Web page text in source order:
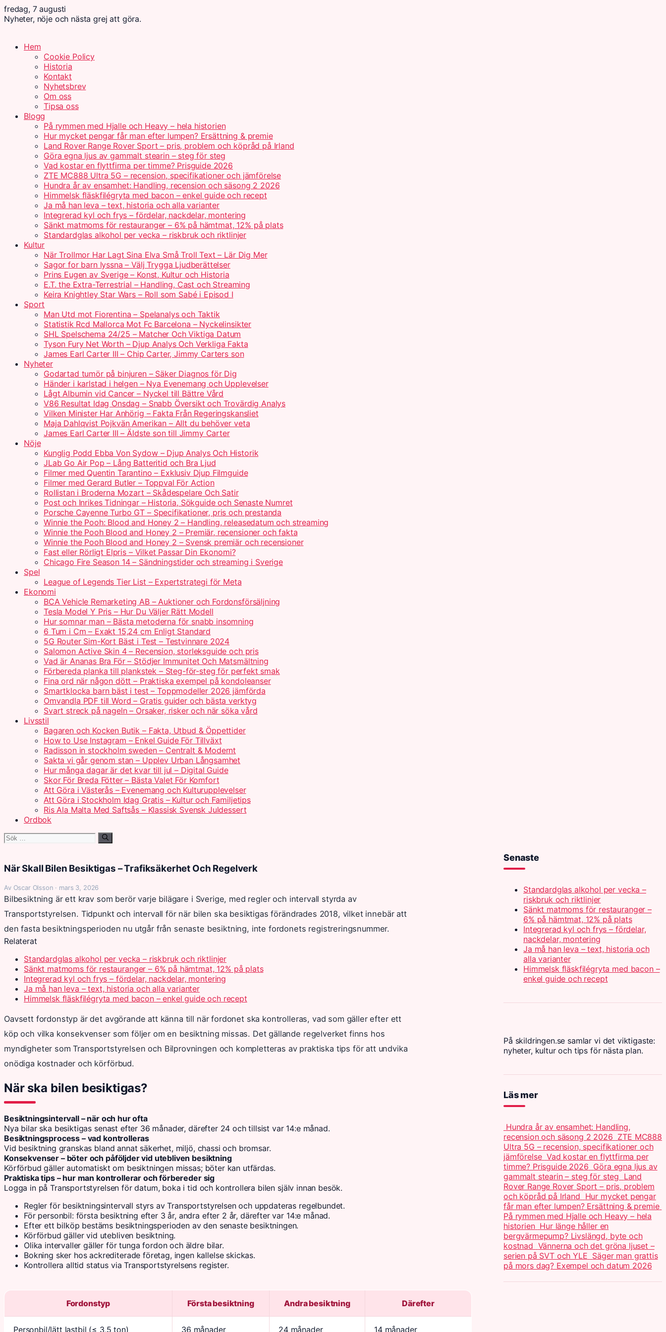
fredag, 7 augusti
Nyheter, nöje och nästa grej att göra.
Hem
Cookie Policy
Historia
Kontakt
Nyhetsbrev
Om oss
Tipsa oss
Blogg
På rymmen med Hjalle och Heavy – hela historien
Hur mycket pengar får man efter lumpen? Ersättning & premie
Land Rover Range Rover Sport – pris, problem och köpråd på Irland
Göra egna ljus av gammalt stearin – steg för steg
Vad kostar en flyttfirma per timme? Prisguide 2026
ZTE MC888 Ultra 5G – recension, specifikationer och jämförelse
Hundra år av ensamhet: Handling, recension och säsong 2 2026
Himmelsk fläskfilégryta med bacon – enkel guide och recept
Ja må han leva – text, historia och alla varianter
Integrerad kyl och frys – fördelar, nackdelar, montering
Sänkt matmoms för restauranger – 6% på hämtmat, 12% på plats
Standardglas alkohol per vecka – riskbruk och riktlinjer
Kultur
När Trollmor Har Lagt Sina Elva Små Troll Text – Lär Dig Mer
Sagor for barn lyssna – Välj Trygga Ljudberättelser
Prins Eugen av Sverige – Konst, Kultur och Historia
E.T. the Extra-Terrestrial – Handling, Cast och Streaming
Keira Knightley Star Wars – Roll som Sabé i Episod I
Sport
Man Utd mot Fiorentina – Spelanalys och Taktik
Statistik Rcd Mallorca Mot Fc Barcelona – Nyckelinsikter
SHL Spelschema 24/25 – Matcher Och Viktiga Datum
Tyson Fury Net Worth – Djup Analys Och Verkliga Fakta
James Earl Carter III – Chip Carter, Jimmy Carters son
Nyheter
Godartad tumör på binjuren – Säker Diagnos för Dig
Händer i karlstad i helgen – Nya Evenemang och Upplevelser
Lågt Albumin vid Cancer – Nyckel till Bättre Vård
V86 Resultat Idag Onsdag – Snabb Översikt och Trovärdig Analys
Vilken Minister Har Anhörig – Fakta Från Regeringskansliet
Maja Dahlqvist Pojkvän Amerikan – Allt du behöver veta
James Earl Carter III – Äldste son till Jimmy Carter
Nöje
Kunglig Podd Ebba Von Sydow – Djup Analys Och Historik
JLab Go Air Pop – Lång Batteritid och Bra Ljud
Filmer med Quentin Tarantino – Exklusiv Djup Filmguide
Filmer med Gerard Butler – Toppval För Action
Rollistan i Broderna Mozart – Skådespelare Och Satir
Post och Inrikes Tidningar – Historia, Sökguide och Senaste Numret
Porsche Cayenne Turbo GT – Specifikationer, pris och prestanda
Winnie the Pooh: Blood and Honey 2 – Handling, releasedatum och streaming
Winnie the Pooh Blood and Honey 2 – Premiär, recensioner och fakta
Winnie the Pooh Blood and Honey 2 – Svensk premiär och recensioner
Fast eller Rörligt Elpris – Vilket Passar Din Ekonomi?
Chicago Fire Season 14 – Sändningstider och streaming i Sverige
Spel
League of Legends Tier List – Expertstrategi för Meta
Ekonomi
BCA Vehicle Remarketing AB – Auktioner och Fordonsförsäljning
Tesla Model Y Pris – Hur Du Väljer Rätt Modell
Hur somnar man – Bästa metoderna för snabb insomning
6 Tum i Cm – Exakt 15,24 cm Enligt Standard
5G Router Sim-Kort Bäst i Test – Testvinnare 2024
Salomon Active Skin 4 – Recension, storleksguide och pris
Vad är Ananas Bra För – Stödjer Immunitet Och Matsmältning
Förbereda planka till plankstek – Steg-för-steg för perfekt smak
Fina ord när någon dött – Praktiska exempel på kondoleanser
Smartklocka barn bäst i test – Toppmodeller 2026 jämförda
Omvandla PDF till Word – Gratis guider och bästa verktyg
Svart streck på nageln – Orsaker, risker och när söka vård
Livsstil
Bagaren och Kocken Butik – Fakta, Utbud & Öppettider
How to Use Instagram – Enkel Guide För Tillväxt
Radisson in stockholm sweden – Centralt & Modernt
Sakta vi går genom stan – Upplev Urban Långsamhet
Hur många dagar är det kvar till jul – Digital Guide
Skor För Breda Fötter – Bästa Valet För Komfort
Att Göra i Västerås – Evenemang och Kulturupplevelser
Att Göra i Stockholm Idag Gratis – Kultur och Familjetips
Ris Ala Malta Med Saftsås – Klassisk Svensk Juldessert
Ordbok
Sök
När Skall Bilen Besiktigas – Trafiksäkerhet Och Regelverk
Av Oscar Olsson · mars 3, 2026
Bilbesiktning är ett krav som berör varje bilägare i Sverige, med regler och intervall styrda av
Transportstyrelsen. Tidpunkt och intervall för när bilen ska besiktigas förändrades 2018, vilket innebär att
den fasta besiktningsperioden nu utgår från senaste besiktning, inte fordonets registreringsnummer.
Relaterat
Standardglas alkohol per vecka – riskbruk och riktlinjer
Sänkt matmoms för restauranger – 6% på hämtmat, 12% på plats
Integrerad kyl och frys – fördelar, nackdelar, montering
Ja må han leva – text, historia och alla varianter
Himmelsk fläskfilégryta med bacon – enkel guide och recept
Oavsett fordonstyp är det avgörande att känna till när fordonet ska kontrolleras, vad som gäller efter ett
köp och vilka konsekvenser som följer om en besiktning missas. Det gällande regelverket finns hos
myndigheter som Transportstyrelsen och Bilprovningen och kompletteras av praktiska tips för att undvika
onödiga kostnader och körförbud.
När ska bilen besiktigas?
Besiktningsintervall – när och hur ofta
Nya bilar ska besiktigas senast efter 36 månader, därefter 24 och tillsist var 14:e månad.
Besiktningsprocess – vad kontrolleras
Vid besiktning granskas bland annat säkerhet, miljö, chassi och bromsar.
Konsekvenser – böter och påföljder vid utebliven besiktning
Körförbud gäller automatiskt om besiktningen missas; böter kan utfärdas.
Praktiska tips – hur man kontrollerar och förbereder sig
Logga in på Transportstyrelsen för datum, boka i tid och kontrollera bilen själv innan besök.
Regler för besiktningsintervall styrs av Transportstyrelsen och uppdateras regelbundet.
För personbil: första besiktning efter 3 år, andra efter 2 år, därefter var 14:e månad.
Efter ett bilköp bestäms besiktningsperioden av den senaste besiktningen.
Körförbud gäller vid utebliven besiktning.
Olika intervaller gäller för tunga fordon och äldre bilar.
Bokning sker hos ackrediterade företag, ingen kallelse skickas.
Kontrollera alltid status via Transportstyrelsens register.
Fordonstyp Första besiktning Andra besiktning Därefter
Personbil/lätt lastbil (≤ 3,5 ton) 36 månader 24 månader 14 månader
Senaste
Standardglas alkohol per vecka –
riskbruk och riktlinjer
Sänkt matmoms för restauranger –
6% på hämtmat, 12% på plats
Integrerad kyl och frys – fördelar,
nackdelar, montering
Ja må han leva – text, historia och
alla varianter
Himmelsk fläskfilégryta med bacon –
enkel guide och recept
På skildringen.se samlar vi det viktigaste:
nyheter, kultur och tips för nästa plan.
Läs mer
Hundra år av ensamhet: Handling,
recension och säsong 2 2026 ZTE MC888
Ultra 5G – recension, specifikationer och
jämförelse Vad kostar en flyttfirma per
timme? Prisguide 2026 Göra egna ljus av
gammalt stearin – steg för steg Land
Rover Range Rover Sport – pris, problem
och köpråd på Irland Hur mycket pengar
får man efter lumpen? Ersättning & premie
På rymmen med Hjalle och Heavy – hela
historien Hur länge håller en
bergvärmepump? Livslängd, byte och
kostnad Vännerna och det gröna ljuset –
serien på SVT och YLE Säger man grattis
på mors dag? Exempel och datum 2026